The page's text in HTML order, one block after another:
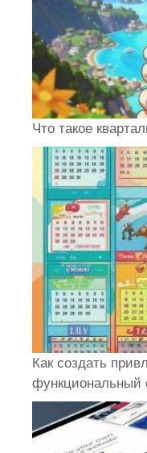
Что такое
Как создать
функциональный